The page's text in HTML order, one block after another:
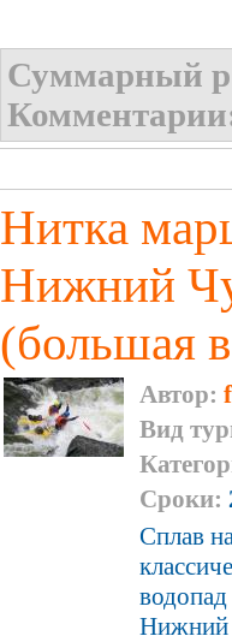
Суммарный
Нитка
Нижний
(большая
Автор:
Вид
Сроки:
Сплав
Нижний